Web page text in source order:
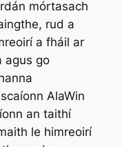
mórtasach
rud a
a fháil ar
agus go
AlaWin
an taithí
le himreoirí